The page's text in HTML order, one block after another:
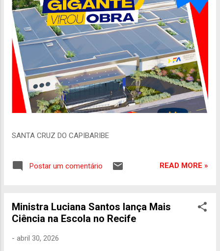
SANTA CRUZ DO CAPIBARIBE
Postar um comentário READ MORE »
Ministra Luciana Santos lança Mais
Ciência na Escola no Recife
- abril 30, 2026